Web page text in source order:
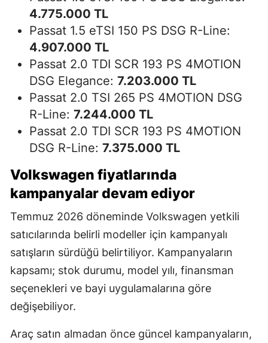
4.775.000 TL
Passat 1.5 eTSI 150 PS DSG R-Line:
4.907.000 TL
Passat 2.0 TDI SCR 193 PS 4MOTION
DSG Elegance: 7.203.000 TL
Passat 2.0 TSI 265 PS 4MOTION DSG
R-Line: 7.244.000 TL
Passat 2.0 TDI SCR 193 PS 4MOTION
DSG R-Line: 7.375.000 TL
Volkswagen fiyatlarında
kampanyalar devam ediyor
Temmuz 2026 döneminde Volkswagen yetkili
satıcılarında belirli modeller için kampanyalı
satışların sürdüğü belirtiliyor. Kampanyaların
kapsamı; stok durumu, model yılı, finansman
seçenekleri ve bayi uygulamalarına göre
değişebiliyor.
Araç satın almadan önce güncel kampanyaların,